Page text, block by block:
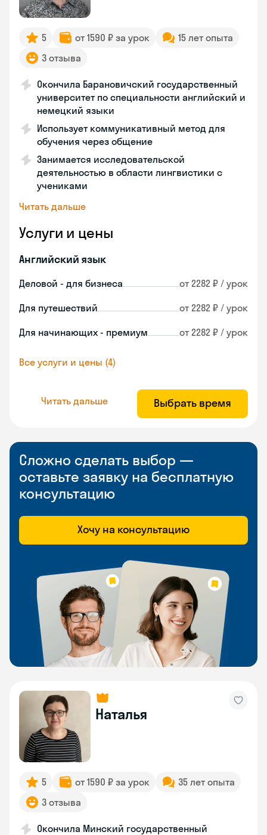
5 от 1590 ₽ за урок
15 лет опыта
3 отзыва
Окончила Барановичский государственный
университет по специальности английский и
немецкий языки
Использует коммуникативный метод для
обучения через общение
Занимается исследовательской
деятельностью в области лингвистики с
учениками
Читать дальше
Услуги и цены
Английский язык
Деловой - для бизнеса от 2282 ₽ / урок
Для путешествий от 2282 ₽ / урок
Для начинающих - премиум от 2282 ₽ / урок
Все услуги и цены (4)
Читать дальше Выбрать время
Сложно сделать выбор —
оставьте заявку на бесплатную
консультацию
Хочу на консультацию
Наталья
5 от 1590 ₽ за урок
35 лет опыта
3 отзыва
Окончила Минский государственный